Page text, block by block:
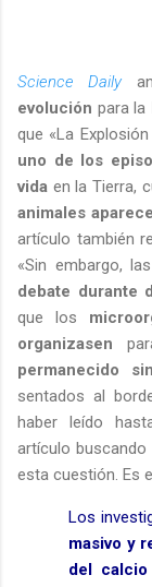
Science Daily
evolución para la
que «La
uno de los
vida en la Tierra,
animales
artículo también
«Sin embargo, las
debate durante
que los
organizasen
permanecido
sentados al
haber leído
artículo
esta cuestión. Es
Los
masivo y
del